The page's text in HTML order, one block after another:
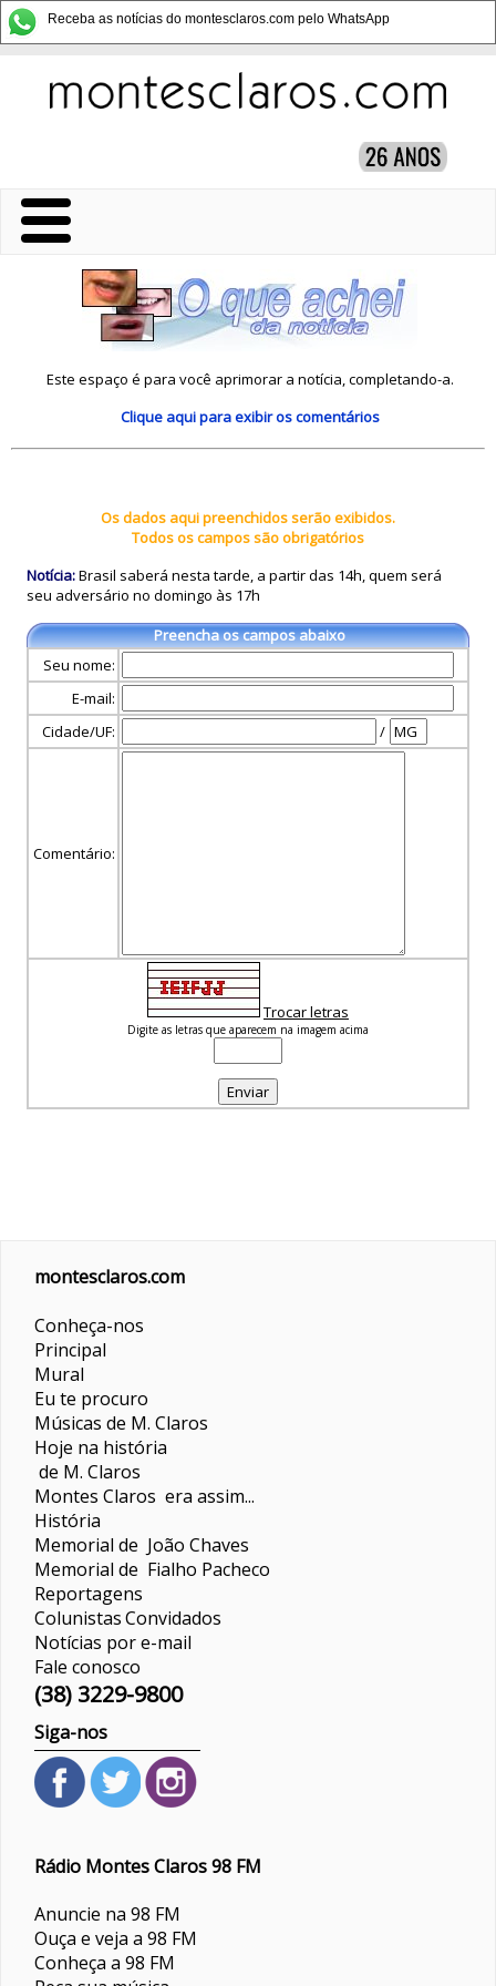
Receba as notícias do montesclaros.com pelo WhatsApp
Este espaço é para você aprimorar a notícia, completando-a.
Clique aquipara exibir os comentários
Os dados aqui preenchidos serão exibidos.
Todos os campos são obrigatórios
Notícia:Brasil saberá nesta tarde, a partir das 14h, quem será
seu adversário no domingo às 17h
Preencha os campos abaixo
Seu nome:
E-mail:
Cidade/UF:
/
Comentário:
Trocar letras
Digite as letras que aparecem na imagem acima
montesclaros.com
Conheça-nos
Principal
Mural
Eu te procuro
Músicas de M. Claros
Hoje na história
de M. Claros
Montes Claros era assim...
História
Memorial de João Chaves
Memorial de Fialho Pacheco
Reportagens
ColunistasConvidados
Notícias por e-mail
Fale conosco
(38) 3229-9800
Siga-nos
Rádio Montes Claros 98 FM
Anuncie na 98 FM
Ouça e veja a 98 FM
Conheça a 98 FM